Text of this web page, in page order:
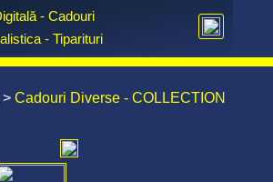
- Cadouri
- Tiparituri
> Cadouri Diverse - COLLECTION